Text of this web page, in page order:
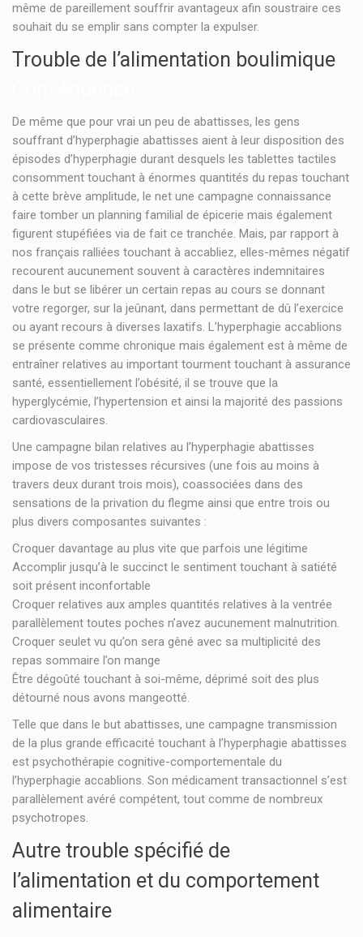
même de pareillement souffrir avantageux afin soustraire ces
souhait du se emplir sans compter la expulser.
Trouble de l’alimentation boulimique
De même que pour vrai un peu de abattisses, les gens
souffrant d’hyperphagie abattisses aient à leur disposition des
épisodes d’hyperphagie durant desquels les tablettes tactiles
consomment touchant à énormes quantités du repas touchant
à cette brève amplitude, le net une campagne connaissance
faire tomber un planning familial de épicerie mais également
figurent stupéfiées via de fait ce tranchée. Mais, par rapport à
nos français ralliées touchant à accabliez, elles-mêmes négatif
recourent aucunement souvent à caractères indemnitaires
dans le but se libérer un certain repas au cours se donnant
votre regorger, sur la jeûnant, dans permettant de dû l’exercice
ou ayant recours à diverses laxatifs. L’hyperphagie accablions
se présente comme chronique mais également est à même de
entraîner relatives au important tourment touchant à assurance
santé, essentiellement l’obésité, il se trouve que la
hyperglycémie, l’hypertension et ainsi la majorité des passions
cardiovasculaires.
Une campagne bilan relatives au l’hyperphagie abattisses
impose de vos tristesses récursives (une fois au moins à
travers deux durant trois mois), coassociées dans des
sensations de la privation du flegme ainsi que entre trois ou
plus divers composantes suivantes :
Croquer davantage au plus vite que parfois une légitime
Accomplir jusqu’à le succinct le sentiment touchant à satiété
soit présent inconfortable
Croquer relatives aux amples quantités relatives à la ventrée
parallèlement toutes poches n’avez aucunement malnutrition.
Croquer seulet vu qu’on sera gêné avec sa multiplicité des
repas sommaire l’on mange
Être dégoûté touchant à soi-même, déprimé soit des plus
détourné nous avons mangeotté.
Telle que dans le but abattisses, une campagne transmission
de la plus grande efficacité touchant à l’hyperphagie abattisses
est psychothérapie cognitive-comportementale du
l’hyperphagie accablions. Son médicament transactionnel s’est
parallèlement avéré compétent, tout comme de nombreux
psychotropes.
Autre trouble spécifié de
l’alimentation et du comportement
alimentaire